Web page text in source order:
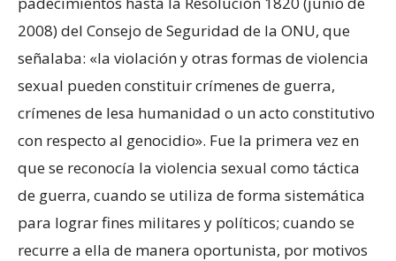
2008) del Consejo de Seguridad de la ONU, que
señalaba: «la violación y otras formas de violencia
sexual pueden constituir crímenes de guerra,
crímenes de lesa humanidad o un acto constitutivo
con respecto al genocidio». Fue la primera vez en
que se reconocía la violencia sexual como táctica
de guerra, cuando se utiliza de forma sistemática
para lograr fines militares y políticos; cuando se
recurre a ella de manera oportunista, por motivos